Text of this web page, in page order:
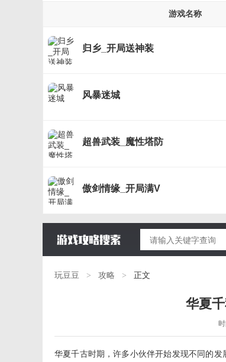
游戏名称
归乡_开局送神装
风暴迷城
超兽武装_魔性塔防
傲剑情缘_开局满V
玩豆豆 > 攻略 > 正文
华夏
华夏千古时期，许多小伙伴开始发现不同的